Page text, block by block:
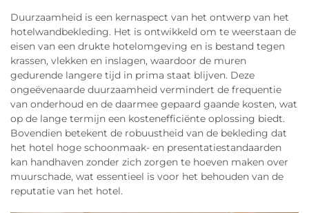
Duurzaamheid is een kernaspect van het ontwerp van het
hotelwandbekleding. Het is ontwikkeld om te weerstaan de
eisen van een drukte hotelomgeving en is bestand tegen
krassen, vlekken en inslagen, waardoor de muren
gedurende langere tijd in prima staat blijven. Deze
ongeëvenaarde duurzaamheid vermindert de frequentie
van onderhoud en de daarmee gepaard gaande kosten, wat
op de lange termijn een kostenefficiënte oplossing biedt.
Bovendien betekent de robuustheid van de bekleding dat
het hotel hoge schoonmaak- en presentatiestandaarden
kan handhaven zonder zich zorgen te hoeven maken over
muurschade, wat essentieel is voor het behouden van de
reputatie van het hotel.